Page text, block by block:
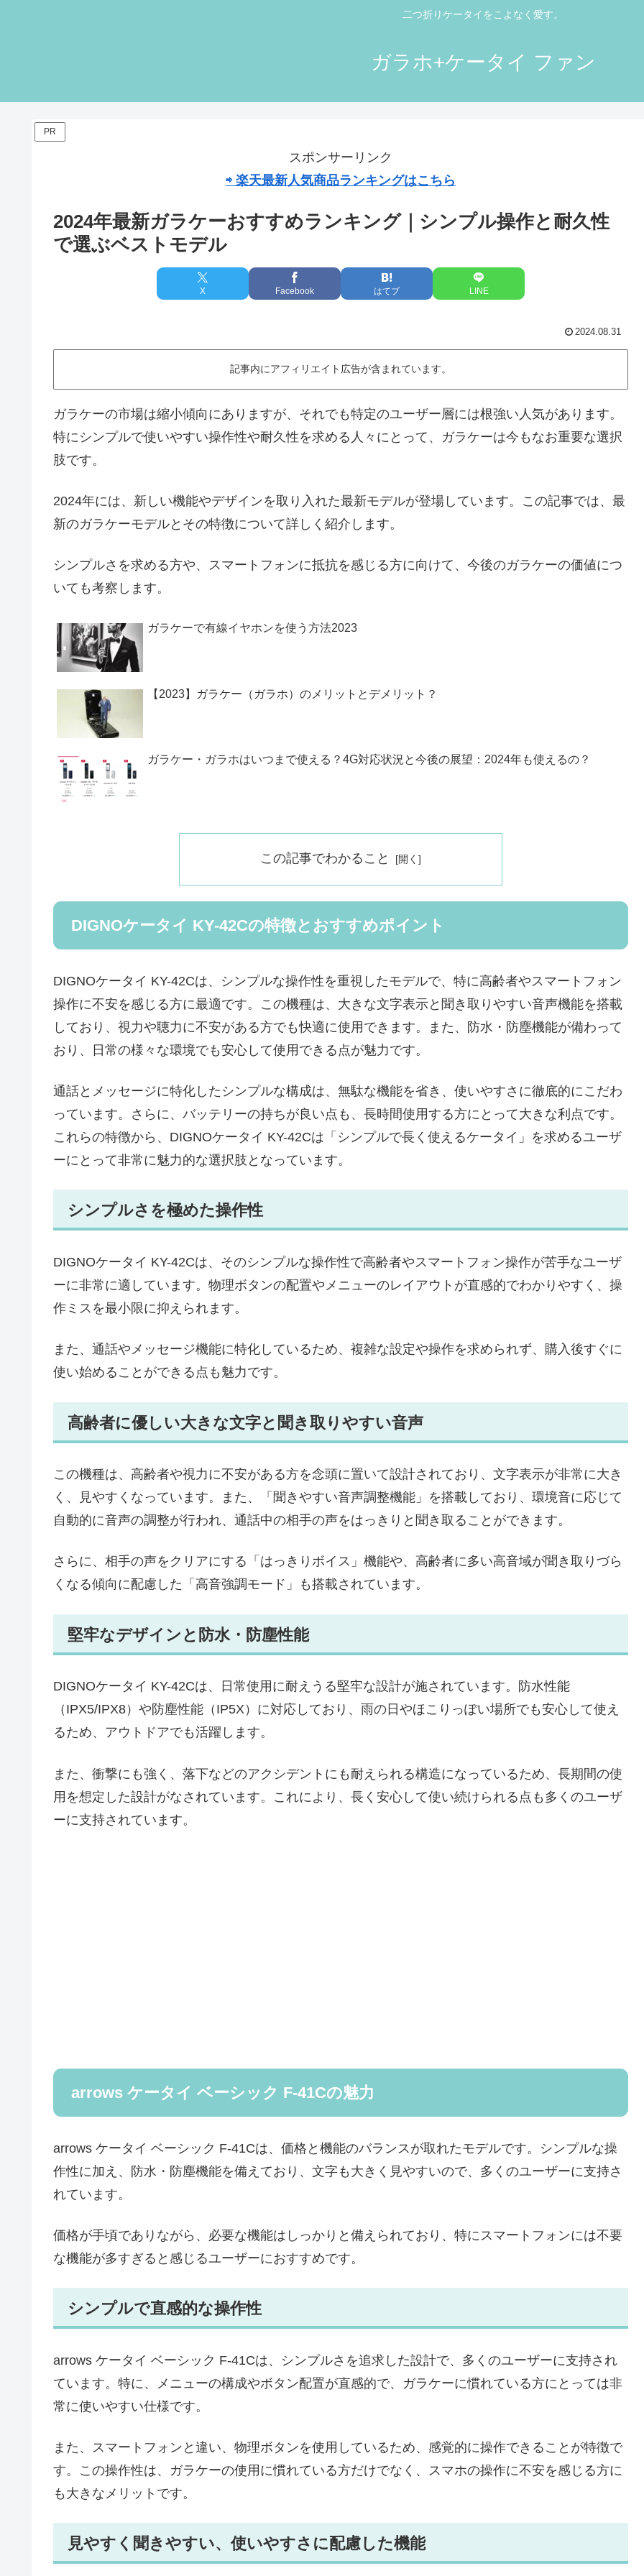
二つ折りケータイをこよなく愛す。
ガラホ+ケータイ ファン
PR
スポンサーリンク
⇨ 楽天最新人気商品ランキングはこちら
2024年最新ガラケーおすすめランキング｜シンプル操作と耐久性
で選ぶベストモデル
X Facebook はてブ LINE
2024.08.31
記事内にアフィリエイト広告が含まれています。
ガラケーの市場は縮小傾向にありますが、それでも特定のユーザー層には根強い人気があります。
特にシンプルで使いやすい操作性や耐久性を求める人々にとって、ガラケーは今もなお重要な選択
肢です。
2024年には、新しい機能やデザインを取り入れた最新モデルが登場しています。この記事では、最
新のガラケーモデルとその特徴について詳しく紹介します。
シンプルさを求める方や、スマートフォンに抵抗を感じる方に向けて、今後のガラケーの価値につ
いても考察します。
ガラケーで有線イヤホンを使う方法2023
【2023】ガラケー（ガラホ）のメリットとデメリット？
ガラケー・ガラホはいつまで使える？4G対応状況と今後の展望：2024年も使えるの？
この記事でわかること
DIGNOケータイ KY-42Cの特徴とおすすめポイント
DIGNOケータイ KY-42Cは、シンプルな操作性を重視したモデルで、特に高齢者やスマートフォン
操作に不安を感じる方に最適です。この機種は、大きな文字表示と聞き取りやすい音声機能を搭載
しており、視力や聴力に不安がある方でも快適に使用できます。また、防水・防塵機能が備わって
おり、日常の様々な環境でも安心して使用できる点が魅力です。
通話とメッセージに特化したシンプルな構成は、無駄な機能を省き、使いやすさに徹底的にこだわ
っています。さらに、バッテリーの持ちが良い点も、長時間使用する方にとって大きな利点です。
これらの特徴から、DIGNOケータイ KY-42Cは「シンプルで長く使えるケータイ」を求めるユーザ
ーにとって非常に魅力的な選択肢となっています。
シンプルさを極めた操作性
DIGNOケータイ KY-42Cは、そのシンプルな操作性で高齢者やスマートフォン操作が苦手なユーザ
ーに非常に適しています。物理ボタンの配置やメニューのレイアウトが直感的でわかりやすく、操
作ミスを最小限に抑えられます。
また、通話やメッセージ機能に特化しているため、複雑な設定や操作を求められず、購入後すぐに
使い始めることができる点も魅力です。
高齢者に優しい大きな文字と聞き取りやすい音声
この機種は、高齢者や視力に不安がある方を念頭に置いて設計されており、文字表示が非常に大き
く、見やすくなっています。また、「聞きやすい音声調整機能」を搭載しており、環境音に応じて
自動的に音声の調整が行われ、通話中の相手の声をはっきりと聞き取ることができます。
さらに、相手の声をクリアにする「はっきりボイス」機能や、高齢者に多い高音域が聞き取りづら
くなる傾向に配慮した「高音強調モード」も搭載されています。
堅牢なデザインと防水・防塵性能
DIGNOケータイ KY-42Cは、日常使用に耐えうる堅牢な設計が施されています。防水性能
（IPX5/IPX8）や防塵性能（IP5X）に対応しており、雨の日やほこりっぽい場所でも安心して使え
るため、アウトドアでも活躍します。
また、衝撃にも強く、落下などのアクシデントにも耐えられる構造になっているため、長期間の使
用を想定した設計がなされています。これにより、長く安心して使い続けられる点も多くのユーザ
ーに支持されています。
arrows ケータイ ベーシック F-41Cの魅力
arrows ケータイ ベーシック F-41Cは、価格と機能のバランスが取れたモデルです。シンプルな操
作性に加え、防水・防塵機能を備えており、文字も大きく見やすいので、多くのユーザーに支持さ
れています。
価格が手頃でありながら、必要な機能はしっかりと備えられており、特にスマートフォンには不要
な機能が多すぎると感じるユーザーにおすすめです。
シンプルで直感的な操作性
arrows ケータイ ベーシック F-41Cは、シンプルさを追求した設計で、多くのユーザーに支持され
ています。特に、メニューの構成やボタン配置が直感的で、ガラケーに慣れている方にとっては非
常に使いやすい仕様です。
また、スマートフォンと違い、物理ボタンを使用しているため、感覚的に操作できることが特徴で
す。この操作性は、ガラケーの使用に慣れている方だけでなく、スマホの操作に不安を感じる方に
も大きなメリットです。
見やすく聞きやすい、使いやすさに配慮した機能